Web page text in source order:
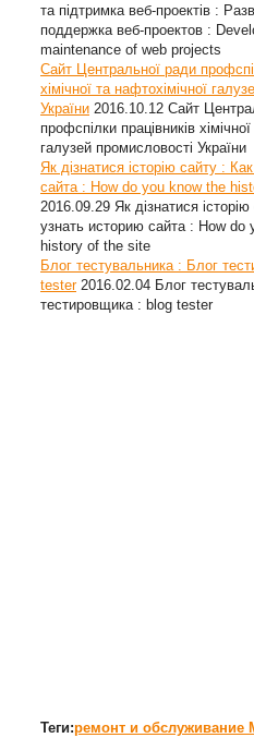
та підтримка веб-проектів :
поддержка веб-проектов :
maintenance of web projects
Сайт Центральної ради
хімічної та нафтохімічної
України 2016.10.12 Сайт
профспілки працівників
галузей промисловості України
Як дізнатися історію сайту :
сайта : How do you know the
2016.09.29 Як дізнатися
узнать историю сайта : How do
history of the site
Блог тестувальника : Блог
tester 2016.02.04 Блог
тестировщика : blog tester
Теги:ремонт и обслуживание